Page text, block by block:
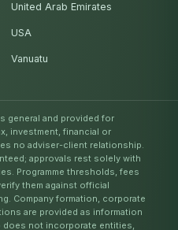
United Arab Emirates
USA
Vanuatu
general and provided for
investment, financial or
no adviser-client relationship.
approvals rest solely with
Programme thresholds, fees
them against official
Company formation, corporate
are provided as information
not incorporate entities,